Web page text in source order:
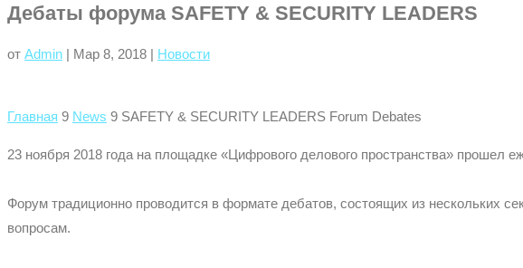
Дебаты форума SAFETY & SECURITY LEADERS
от Admin | Мар 8, 2018 | Новости
Главная 9 News 9 SAFETY & SECURITY LEADERS Forum Debates
23 ноября 2018 года на площадке «Цифрового делового пространства»
Форум традиционно проводится в формате дебатов, состоящих из нескольких
вопросам.